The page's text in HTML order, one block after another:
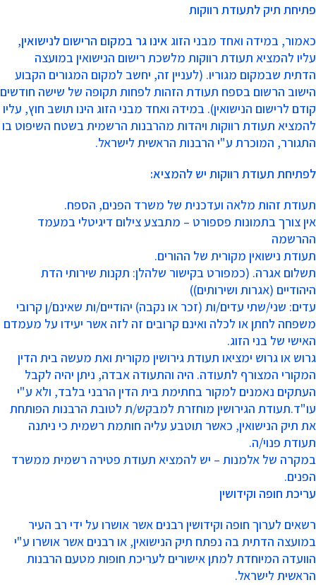
פתיחת תיק לתעודת רווקות
​כאמור, במידה ואחד מבני הזוג אינו גר במקום הרישום לנישואין,
עליו להמציא תעודת רווקות מלשכת רישום הנישואין במועצה
הדתית שבמקום מגוריו. (לעניין זה, יחשב למקום המגורים הקבוע
הישוב הרשום בספח תעודת הזהות לפחות תקופה של שישה חודשים
קודם לרישום הנישואין). במידה ואחד מבני הזוג הינו תושב חוץ, עליו
להמציא תעודת רווקות ויהדות מהרבנות הרשמית בשטח השיפוט בו
התגורר, המוכרת ע"י הרבנות הראשית לישראל.
לפתיחת תעודת רווקות יש להמציא:
תעודת זהות מלאה ועדכנית של משרד הפנים, הספח.
אין צורך בתמונות פספורט – מתבצע צילום דיגיטלי במעמד
ההרשמה
תעודת נישואין מקורית של ההורים.
תשלום אגרה. (כמפורט בקישור שלהלן: תקנות שירותי הדת
היהודיים (אגרות ושירותים))
עדים: שני/שתי עדים/ות (זכר או נקבה) יהודיים/ות שאינם/ן קרובי
משפחה לחתן או לכלה ואינם קרובים זה לזה אשר יעידו על מעמדם
האישי של בני הזוג.
גרוש או גרוש ימציאו תעודת גירושין מקורית ואת מעשה בית הדין
המקורי המצורף לתעודה. היה והתעודה אבדה, ניתן יהיה לקבל
העתקים נאמנים למקור בחתימת בית הדין הרבני בלבד, ולא ע"י
עו"ד.תעודת הגירושין מוחזרת למבקש/ת לטובת הרבנות הפותחת
את תיק הנישואין, כאשר תוטבע עליה חותמת רשמית כי ניתנה
תעודת פנוי/ה.
במקרה של אלמנות – יש להמציא תעודת פטירה רשמית ממשרד
הפנים.
עריכת חופה וקידושין
רשאים לערוך חופה וקידושין רבנים אשר אושרו על ידי רב העיר
במועצה הדתית בה נפתח תיק הנישואין, או רבנים אשר אושרו ע"י
הוועדה המיוחדת למתן אישורים לעריכת חופות מטעם הרבנות
הראשית לישראל.